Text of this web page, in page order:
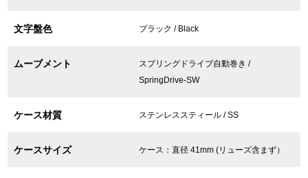
買取・下取りはこちら
買取専門サロン
買取ご成約者様限定5万円クーポン
修理・メンテナンスをご希望の方
文字盤色 ブラック / Black
ムーブメント
スプリングドライブ自動巻き /
SpringDrive-SW
ケース材質 ステンレススティール / SS
ケースサイズ ケース：直径 41mm (リューズ含まず）